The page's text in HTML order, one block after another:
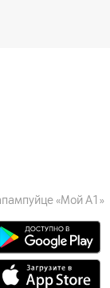
«Мой А1»